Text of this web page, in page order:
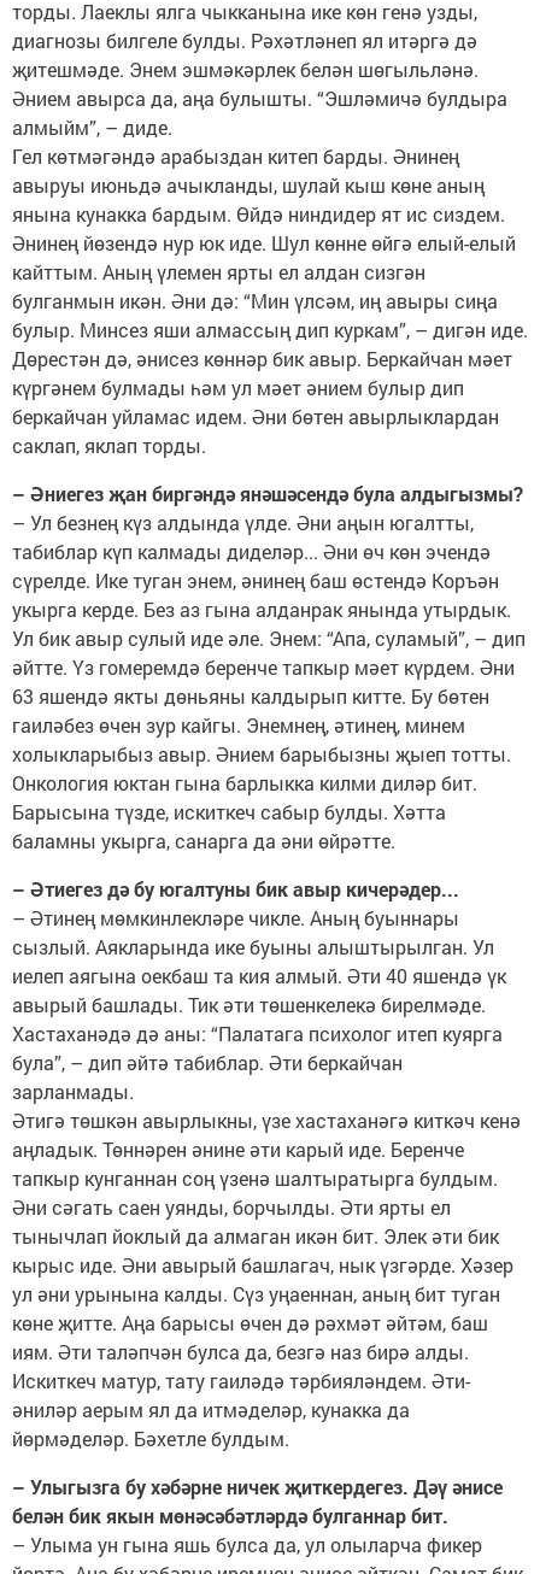
торды. Лаеклы ялга чыкканына ике көн генә узды,
диагнозы билгеле булды. Рәхәтләнеп ял итәргә дә
җитешмәде. Энем эшмәкәрлек белән шөгыльләнә.
Әнием авырса да, аңа булышты. “Эшләмичә булдыра
алмыйм”, – диде.
Гел көтмәгәндә арабыздан китеп барды. Әнинең
авыруы июньдә ачыкланды, шулай кыш көне аның
янына кунакка бардым. Өйдә ниндидер ят ис сиздем.
Әнинең йөзендә нур юк иде. Шул көнне өйгә елый-елый
кайттым. Аның үлемен ярты ел алдан сизгән
булганмын икән. Әни дә: “Мин үлсәм, иң авыры сиңа
булыр. Минсез яши алмассың дип куркам”, – дигән иде.
Дөрестән дә, әнисез көннәр бик авыр. Беркайчан мәет
күргәнем булмады һәм ул мәет әнием булыр дип
беркайчан уйламас идем. Әни бөтен авырлыклардан
саклап, яклап торды.
– Әниегез җан биргәндә янәшәсендә була алдыгызмы?
– Ул безнең күз алдында үлде. Әни аңын югалтты,
табиблар күп калмады диделәр... Әни өч көн эчендә
сүрелде. Ике туган энем, әнинең баш өстендә Коръән
укырга керде. Без аз гына алданрак янында утырдык.
Ул бик авыр сулый иде әле. Энем: “Апа, суламый”, – дип
әйтте. Үз гомеремдә беренче тапкыр мәет күрдем. Әни
63 яшендә якты дөньяны калдырып китте. Бу бөтен
гаиләбез өчен зур кайгы. Энемнең, әтинең, минем
холыкларыбыз авыр. Әнием барыбызны җыеп тотты.
Онкология юктан гына барлыкка килми диләр бит.
Барысына түзде, искиткеч сабыр булды. Хәтта
баламны укырга, санарга да әни өйрәтте.
– Әтиегез дә бу югалтуны бик авыр кичерәдер...
– Әтинең мөмкинлекләре чикле. Аның буыннары
сызлый. Аякларында ике буыны алыштырылган. Ул
иелеп аягына оекбаш та кия алмый. Әти 40 яшендә үк
авырый башлады. Тик әти төшенкелекә бирелмәде.
Хастаханәдә дә аны: “Палатага психолог итеп куярга
була”, – дип әйтә табиблар. Әти беркайчан
зарланмады.
Әтигә төшкән авырлыкны, үзе хастаханәгә киткәч кенә
аңладык. Төннәрен әнине әти карый иде. Беренче
тапкыр кунганнан соң үзенә шалтыратырга булдым.
Әни сәгать саен уянды, борчылды. Әти ярты ел
тынычлап йоклый да алмаган икән бит. Элек әти бик
кырыс иде. Әни авырый башлагач, нык үзгәрде. Хәзер
ул әни урынына калды. Сүз уңаеннан, аның бит туган
көне җитте. Аңа барысы өчен дә рәхмәт әйтәм, баш
иям. Әти таләпчән булса да, безгә наз бирә алды.
Искиткеч матур, тату гаиләдә тәрбияләндем. Әти-
әниләр аерым ял да итмәделәр, кунакка да
йөрмәделәр. Бәхетле булдым.
– Улыгызга бу хәбәрне ничек җиткердегез. Дәү әнисе
белән бик якын мөнәсәбәтләрдә булганнар бит.
– Улыма ун гына яшь булса да, ул олыларча фикер